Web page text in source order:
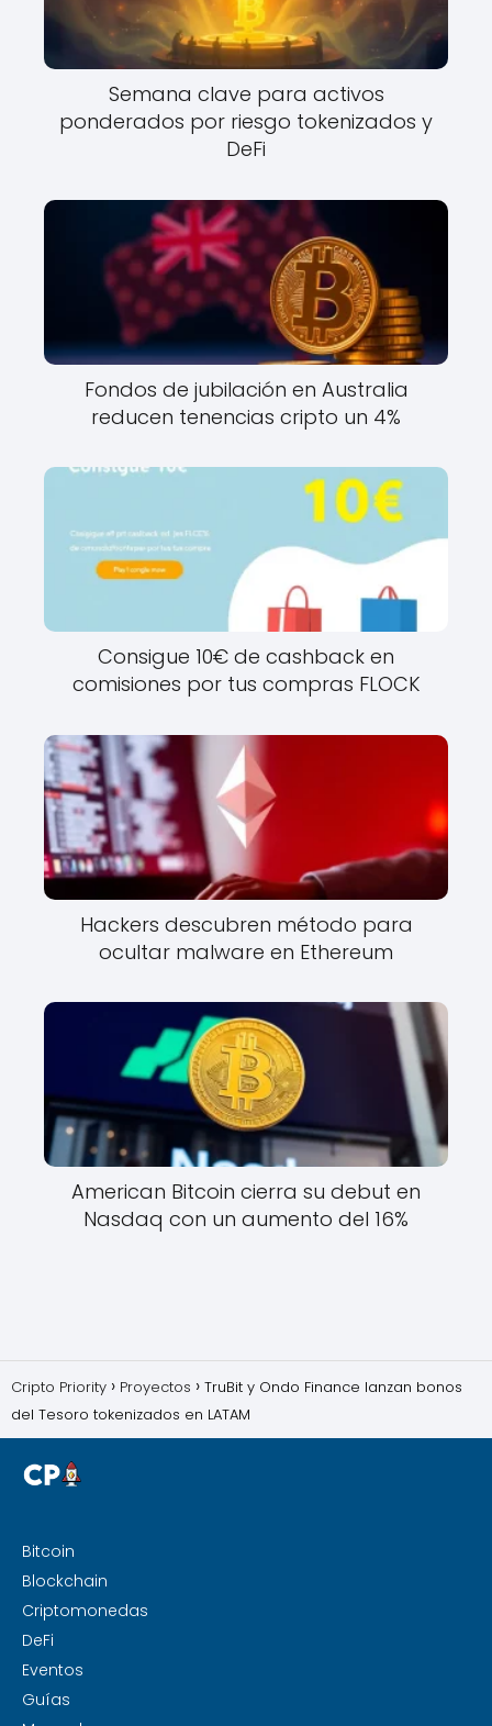
Semana clave para activos
ponderados por riesgo tokenizados y
DeFi
Fondos de jubilación en Australia
reducen tenencias cripto un 4%
Consigue 10€ de cashback en
comisiones por tus compras FLOCK
Hackers descubren método para
ocultar malware en Ethereum
American Bitcoin cierra su debut en
Nasdaq con un aumento del 16%
Cripto Priority Proyectos
TruBit y Ondo Finance lanzan bonos
del Tesoro tokenizados en LATAM
Bitcoin
Blockchain
Criptomonedas
DeFi
Eventos
Guías